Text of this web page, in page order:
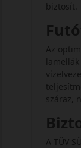
biztosít.
Az
száraz,
A TÜV